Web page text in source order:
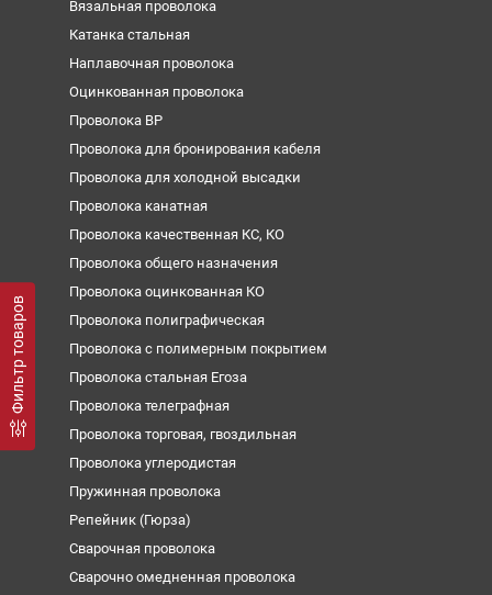
Фильтр товаров
Вязальная проволока
Катанка стальная
Наплавочная проволока
Оцинкованная проволока
Проволока ВР
Проволока для бронирования кабеля
Проволока для холодной высадки
Проволока канатная
Проволока качественная КС, КО
Проволока общего назначения
Проволока оцинкованная КО
Проволока полиграфическая
Проволока с полимерным покрытием
Проволока стальная Егоза
Проволока телеграфная
Проволока торговая, гвоздильная
Проволока углеродистая
Пружинная проволока
Репейник (Гюрза)
Сварочная проволока
Сварочно омедненная проволока